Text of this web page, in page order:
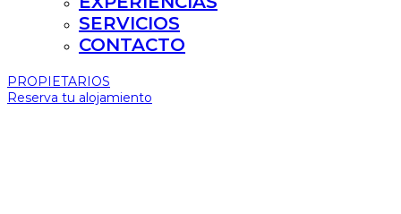
SERVICIOS
CONTACTO
PROPIETARIOS
Reserva tu alojamiento